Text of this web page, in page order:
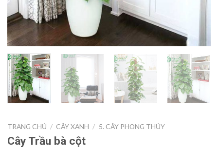
TRANG CHỦ / CÂY XANH / 5. CÂY PHONG THỦY
Cây Trầu bà cột